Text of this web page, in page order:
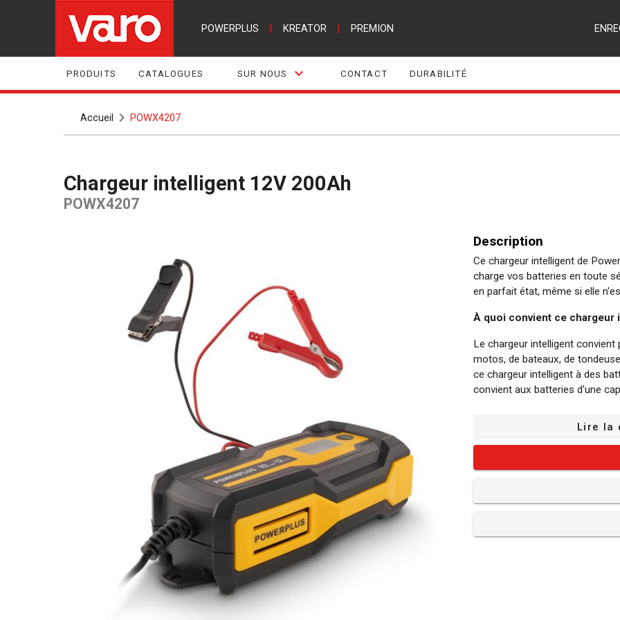
POWERPLUS KREATOR PREMION
PRODUITS CATALOGUES SUR NOUS CONTACT DURABILITÉ
Accueil POWX4207
Chargeur intelligent 12V 200Ah
POWX4207
Description
Ce chargeur intelligent de
charge vos batteries en toute
en parfait état, même si elle
À quoi convient ce chargeur
Le chargeur intelligent
motos, de bateaux, de
ce chargeur intelligent à des
convient aux batteries d'une
idéal et veille à ce que la
charge peu avant que la
Notez que le chargeur ne
Mode Recond : Pour
Lire la